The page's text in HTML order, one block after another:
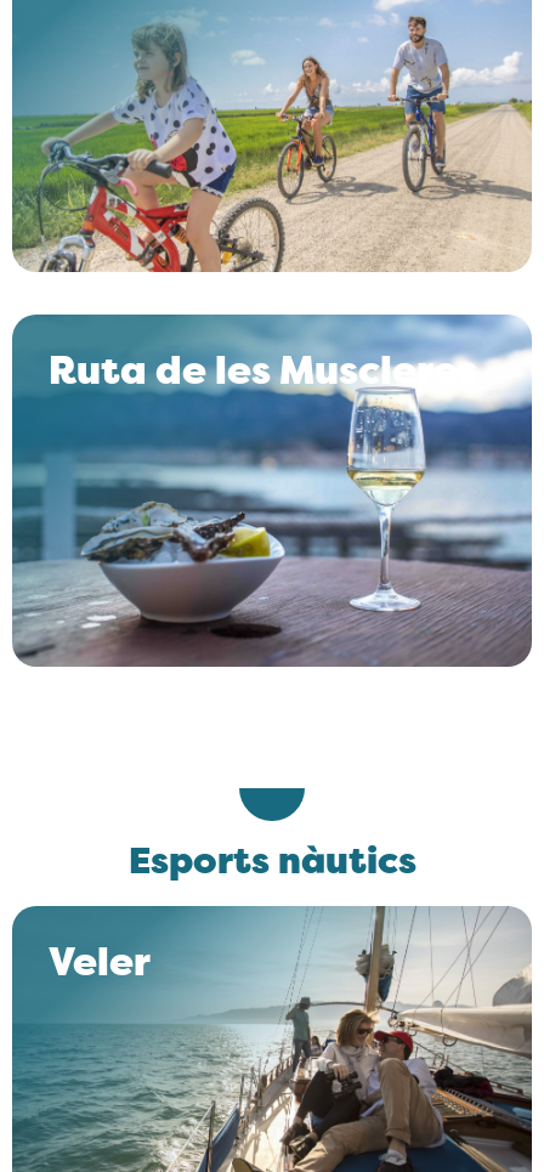
Ruta de les Muscleres
Esports nàutics
Veler